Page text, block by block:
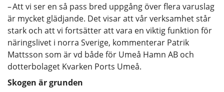
– Att vi ser en så pass bred uppgång över flera varuslag
är mycket glädjande. Det visar att vår verksamhet står
stark och att vi fortsätter att vara en viktig funktion för
näringslivet i norra Sverige, kommenterar Patrik
Mattsson som är vd både för Umeå Hamn AB och
dotterbolaget Kvarken Ports Umeå.
Skogen är grunden